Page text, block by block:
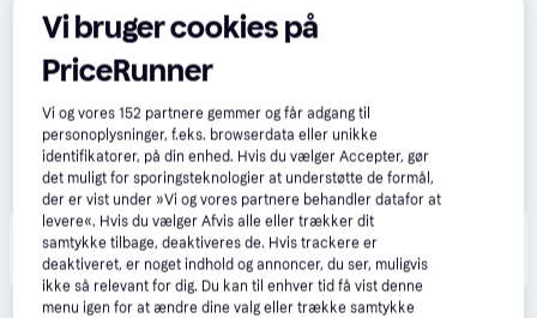
Produktet fås også hos 1 butik , som ikke er betalende
kunde i denne kategori.
Vi bruger cookies på
PriceRunner
Vi og vores152 partnere gemmer og får adgang til
personoplysninger, f.eks. browserdata eller unikke
identifikatorer, på din enhed. Hvis du vælger Accepter, gør
det muligt for sporingsteknologier at understøtte de formål,
der er vist under »Vi og vores partnere behandler datafor at
levere«. Hvis du vælger Afvis alle eller trækker dit
samtykke tilbage, deaktiveres de. Hvis trackere er
deaktiveret, er noget indhold og annoncer, du ser, muligvis
ikke så relevant for dig. Du kan til enhver tid få vist denne
menu igen for at ændre dine valg eller trække samtykke